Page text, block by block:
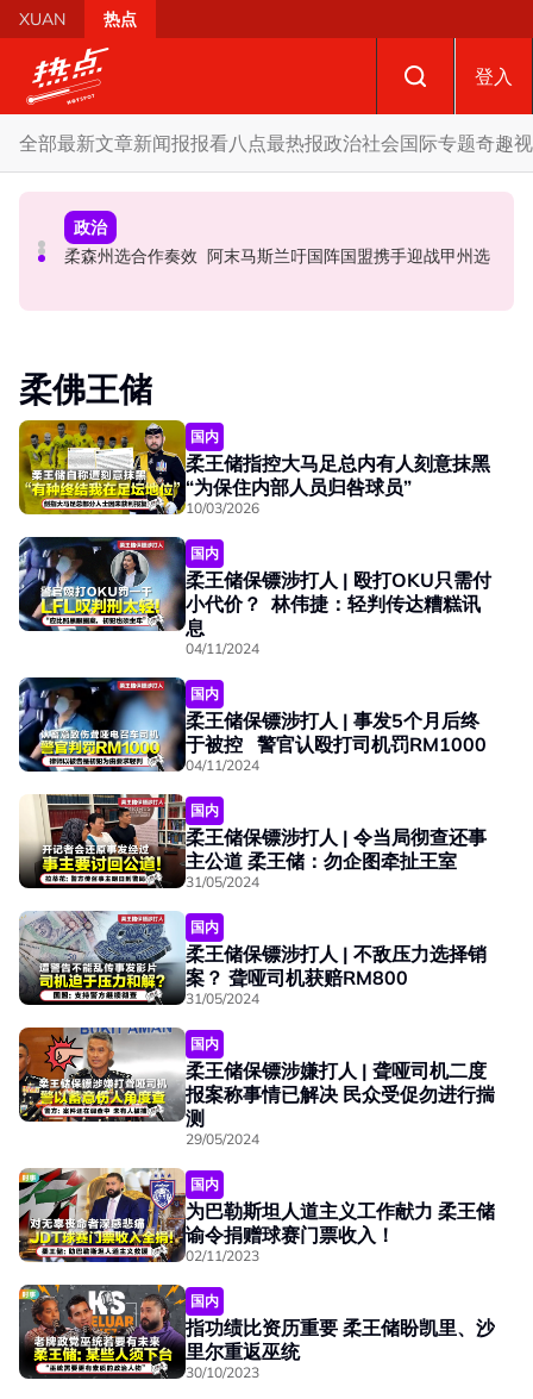
Skip to main content
XUAN 热点
登入
全部最新文章新闻报报看八点最热报政治社会国际专题奇趣
政治
蓝潮或冲击槟州政治版图 学者：希盟三分之二执政优势恐
社会
亲友互助“标会”不违法 惟参与者权益不受法律保障
政治
柔森州选合作奏效 阿末马斯兰吁国阵国盟携手迎战甲州选
柔佛王储
国内
柔王储指控大马足总内有人刻意抹黑
“为保住内部人员归咎球员”
10/03/2026
国内
柔王储保镖涉打人 | 殴打OKU只需付
小代价？ 林伟捷：轻判传达糟糕讯
息
04/11/2024
国内
柔王储保镖涉打人 | 事发5个月后终
于被控 警官认殴打司机罚RM1000
04/11/2024
国内
柔王储保镖涉打人 | 令当局彻查还事
主公道 柔王储：勿企图牵扯王室
31/05/2024
国内
柔王储保镖涉打人 | 不敌压力选择销
案？ 聋哑司机获赔RM800
31/05/2024
国内
柔王储保镖涉嫌打人 | 聋哑司机二度
报案称事情已解决 民众受促勿进行揣
测
29/05/2024
国内
为巴勒斯坦人道主义工作献力 柔王储
谕令捐赠球赛门票收入！
02/11/2023
国内
指功绩比资历重要 柔王储盼凯里、沙
里尔重返巫统
30/10/2023